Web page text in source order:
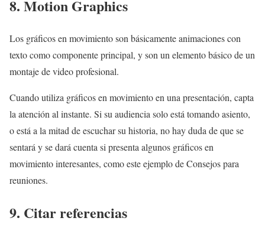
8. Motion Graphics
Los gráficos en movimiento son básicamente animaciones con
texto como componente principal, y son un elemento básico de un
montaje de video profesional.
Cuando utiliza gráficos en movimiento en una presentación, capta
la atención al instante. Si su audiencia solo está tomando asiento,
o está a la mitad de escuchar su historia, no hay duda de que se
sentará y se dará cuenta si presenta algunos gráficos en
movimiento interesantes, como este ejemplo de Consejos para
reuniones.
9. Citar referencias